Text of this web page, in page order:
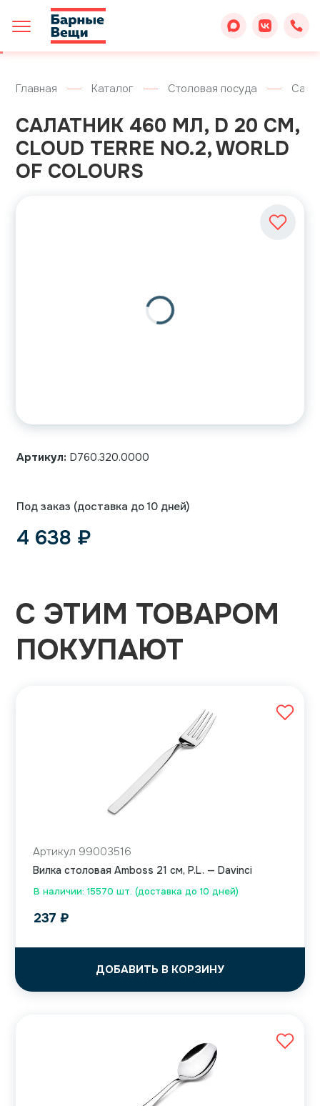
Главная Каталог Столовая посуда
САЛАТНИК 460 МЛ, D 20 СМ,
CLOUD TERRE NO.2, WORLD
OF COLOURS
Артикул: D760.320.0000
Под заказ (доставка до 10 дней)
4 638 ₽
С ЭТИМ ТОВАРОМ
ПОКУПАЮТ
В наличии: 15570 шт. (доставка до 10 дней)
Артикул 99003516
Вилка столовая Amboss 21 см, P.L. — Davinci
237 ₽
ДОБАВИТЬ В КОРЗИНУ